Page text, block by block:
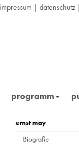
impressum | datenschutz |
programm
ernst may
Biografie